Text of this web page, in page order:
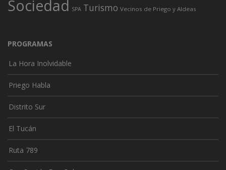
Sociedad SPA Turismo Vecinos de Priego y Aldeas
PROGRAMAS
La Hora Inolvidable
Priego Habla
Distrito Sur
El Tucán
Ruta 789